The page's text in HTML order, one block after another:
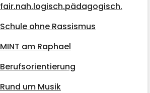
fair.nah.logisch.pädagogisch.
Schule ohne Rassismus
MINT am Raphael
Berufsorientierung
Rund um Musik